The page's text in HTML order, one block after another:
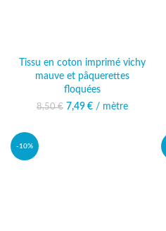
Tissu en coton imprimé vichy
mauve et pâquerettes
floquées
8,50€
Le prix initial était :
7,49 € Le prix actuel
/ mètre
-10%